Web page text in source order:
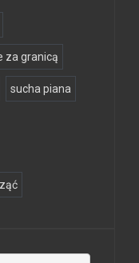
za granicą
sucha piana